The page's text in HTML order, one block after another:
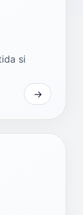
si